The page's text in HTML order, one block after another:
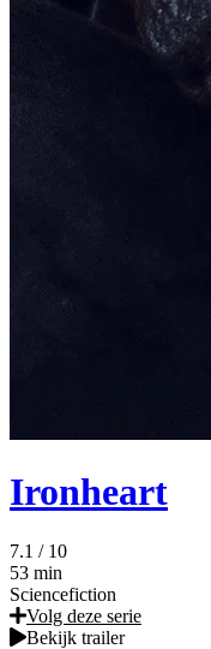
Ironheart
7.1 / 10
53 min
Sciencefiction
Volg deze serie
Bekijk trailer